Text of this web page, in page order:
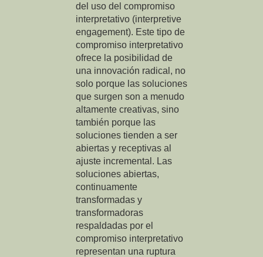
del uso del compromiso
interpretativo (interpretive
engagement). Este tipo de
compromiso interpretativo
ofrece la posibilidad de
una innovación radical, no
solo porque las soluciones
que surgen son a menudo
altamente creativas, sino
también porque las
soluciones tienden a ser
abiertas y receptivas al
ajuste incremental. Las
soluciones abiertas,
continuamente
transformadas y
transformadoras
respaldadas por el
compromiso interpretativo
representan una ruptura